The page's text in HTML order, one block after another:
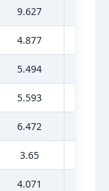
9.627
4.877
5.494
5.593
6.472
3.65
4.071